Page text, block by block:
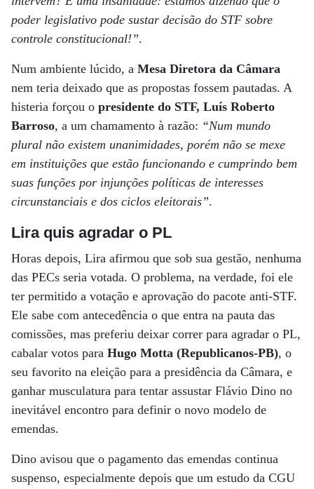
poder legislativo pode sustar decisão do STF sobre
controle constitucional!”.
Num ambiente lúcido, a Mesa Diretora da Câmara
nem teria deixado que as propostas fossem pautadas. A
histeria forçou o presidente do STF, Luís Roberto
Barroso, a um chamamento à razão: “Num mundo
plural não existem unanimidades, porém não se mexe
em instituições que estão funcionando e cumprindo bem
suas funções por injunções políticas de interesses
circunstanciais e dos ciclos eleitorais”.
Lira quis agradar o PL
Horas depois, Lira afirmou que sob sua gestão, nenhuma
das PECs seria votada. O problema, na verdade, foi ele
ter permitido a votação e aprovação do pacote anti-STF.
Ele sabe com antecedência o que entra na pauta das
comissões, mas preferiu deixar correr para agradar o PL,
cabalar votos para Hugo Motta (Republicanos-PB), o
seu favorito na eleição para a presidência da Câmara, e
ganhar musculatura para tentar assustar Flávio Dino no
inevitável encontro para definir o novo modelo de
emendas.
Dino avisou que o pagamento das emendas continua
suspenso, especialmente depois que um estudo da CGU